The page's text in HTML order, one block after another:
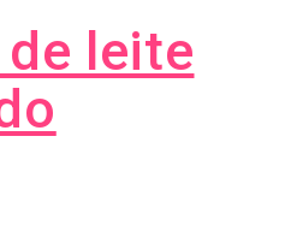
de leite